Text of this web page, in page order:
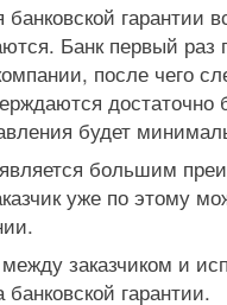
гарантии
Банк первый раз
после чего
достаточно
будет
большим
уже по этому
заказчиком и
гарантии.